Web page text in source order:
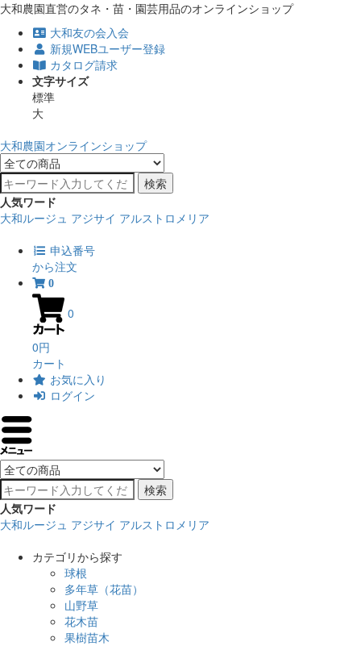
大和農園直営のタネ・苗・園芸用品のオンラインショップ
大和友の会入会
新規WEBユーザー登録
カタログ請求
文字サイズ
標準
大
大和農園オンラインショップ
検索
人気ワード
大和ルージュ アジサイ アルストロメリア
申込番号
から注文
0
0
0円
カート
お気に入り
ログイン
検索
人気ワード
大和ルージュ アジサイ アルストロメリア
カテゴリから探す
球根
多年草（花苗）
山野草
花木苗
果樹苗木